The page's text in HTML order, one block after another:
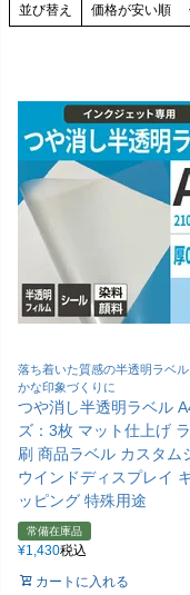
並び替え 価格が安い順
落ち着いた質感の半透明ラベ
かな印象づくりに
つや消し半透明ラベル
ズ：3枚 マット仕上げ
刷 商品ラベル カスタム
ウインドディスプレイ
ッピング 特殊用途
常備在庫品
¥1,430税込
カートに入れる